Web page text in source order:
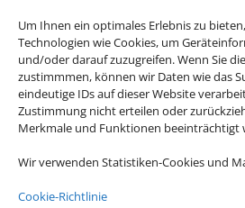
Um Ihnen ein optimales Erlebnis zu
Technologien wie Cookies, um
und/oder darauf zuzugreifen. Wenn Sie
zustimmmen, können wir Daten wie das
eindeutige IDs auf dieser Website
Zustimmung nicht erteilen oder
Merkmale und Funktionen beeinträchtigt
Wir verwenden Statistiken-Cookies und
Cookie-Richtlinie
Hier erhalten Sie Visa- und
Einreiseinformationen.
Mehr dazu
Reisemedizin
Hier erhalten Sie kompetente